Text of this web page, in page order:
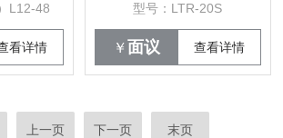
L12-48
看详情
型号：LTR-20S
￥ 面议 查看详情
上一页 下一页 末页